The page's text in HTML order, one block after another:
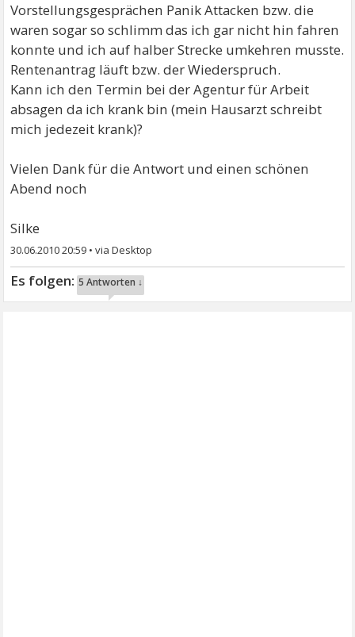
Vorstellungsgesprächen Panik Attacken bzw. die
waren sogar so schlimm das ich gar nicht hin fahren
konnte und ich auf halber Strecke umkehren musste.
Rentenantrag läuft bzw. der Wiederspruch.
Kann ich den Termin bei der Agentur für Arbeit
absagen da ich krank bin (mein Hausarzt schreibt
mich jedezeit krank)?
Vielen Dank für die Antwort und einen schönen
Abend noch
Silke
30.06.2010 20:59 •
5 Antworten ↓